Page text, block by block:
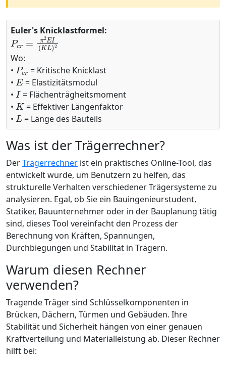
Euler's Knicklastformel:
Pcr= π2EI(KL)2
Wo:
•
Pc
= Kritische Knicklast
•
E
= Elastizitätsmodul
•
I
= Flächenträgheitsmoment
•
K
= Effektiver Längenfaktor
•
L
= Länge des Bauteils
Was ist der Trägerrechner?
DerTrägerrechner ist ein praktisches Online-Tool, das
entwickelt wurde, um Benutzern zu helfen, das
strukturelle Verhalten verschiedener Trägersysteme zu
analysieren. Egal, ob Sie ein Bauingenieurstudent,
Statiker, Bauunternehmer oder in der Bauplanung tätig
sind, dieses Tool vereinfacht den Prozess der
Berechnung von Kräften, Spannungen,
Durchbiegungen und Stabilität in Trägern.
Warum diesen Rechner
verwenden?
Tragende Träger sind Schlüsselkomponenten in
Brücken, Dächern, Türmen und Gebäuden. Ihre
Stabilität und Sicherheit hängen von einer genauen
Kraftverteilung und Materialleistung ab. Dieser Rechner
hilft bei: